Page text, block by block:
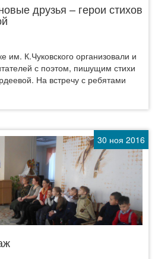
друзья – герои стихов
им. К.Чуковского организовали и
с поэтом, пишущим стихи
На встречу с ребятами
30 ноя 2016